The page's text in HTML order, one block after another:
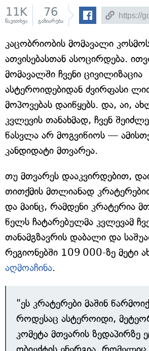
11K
წაკითხვა
76
გაზიარება
კაცობრიობის მომავალი
ათვისებასთან ასოცირდება.
მომავალში ჩვენი ცივილიზაცია
ასტეროიდებიდან ძვირფასი
მოპოვებას დაიწყებს. და, აი,
კვლევის თანახმად, ჩვენ
წასვლა არ მოგვიწიოს —
კანდიდატი მთვარეა.
თუ მთვარეს დააკვირდებით,
თითქმის მთლიანად
და მაინც, რამდენი კრატერია
წელს ჩატარებულმა კვლევამ
თანამგზავრის დაბალი და
რეგიონებში 109 000-ზე მეტი
აღმოაჩინა.
"ეს კრატერები მაშინ
როდესაც ასტეროიდი,
კომეტა მთვარის ზედაპირზე